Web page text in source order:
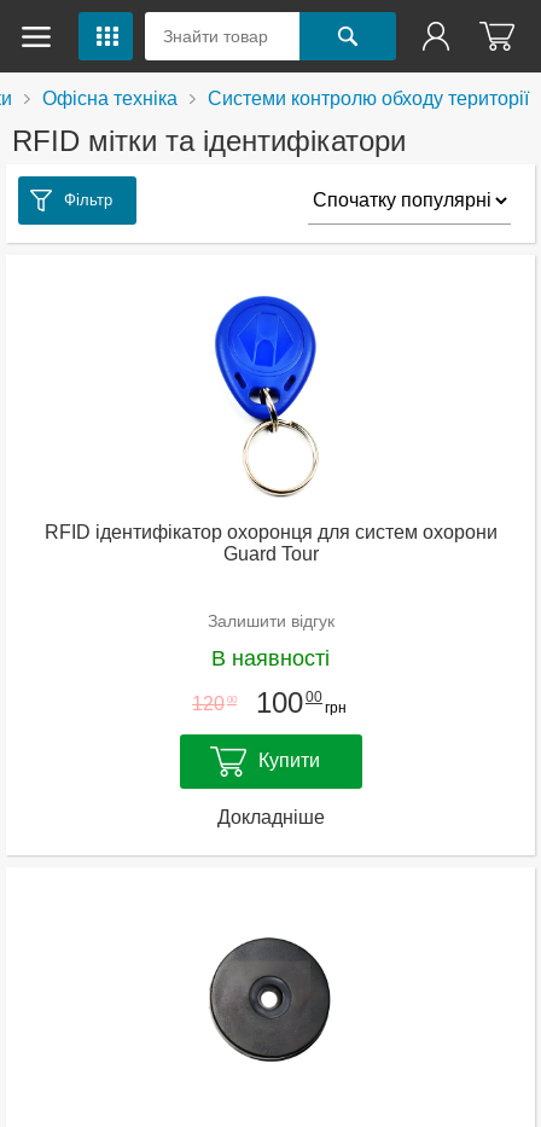
Офісна техніка Системи контролю обходу території
RFID мітки та ідентифікатори
Фільтр
RFID ідентифікатор охоронця для систем охорони
Guard Tour
Залишити відгук
В наявності
120 00 10000
грн
Купити
Докладніше